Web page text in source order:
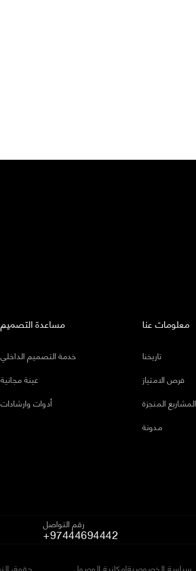
مساعدة التصميم
خدمة التصميم الداخلي
عينة مجانية
أدوات وارشادات
معلومات عنا
تاريخنا
فرص الامتياز
المشاريع المنجزة
مدونة
رقم التواصل
+97444694442
إمكانية الوصولسياسة الخصوصية